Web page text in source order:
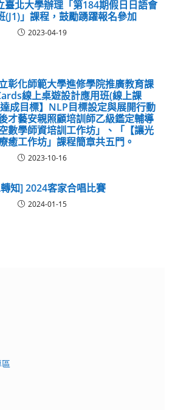
臺北大學辦理「第184期假日日語會
(J1)」課程，鼓勵踴躍報名參加
2023-04-19
彰化師範大學進修學院推廣教育課
線上桌遊設計應用班(線上課
成目標】NLP目標設定與展開行動
才藝安親照顧培訓師乙級鑑定輔導
數學師資培訓工作坊」、「【讓光
癒工作坊」課程簡章共五門。
2023-10-16
知] 2024客家合唱比賽
2024-01-15